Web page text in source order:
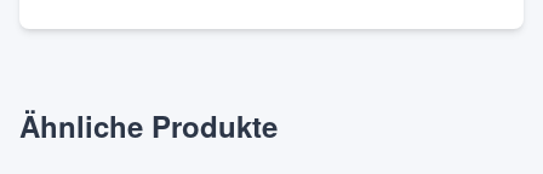
Ähnliche Produkte